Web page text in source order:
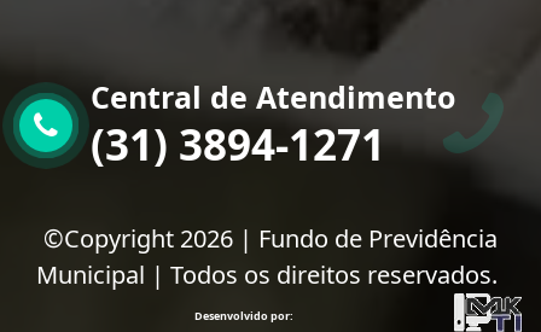
Central de Atendimento
(31) 3894-1271
©Copyright 2026 | Fundo de Previdência
Municipal | Todos os direitos reservados.
Desenvolvido por: